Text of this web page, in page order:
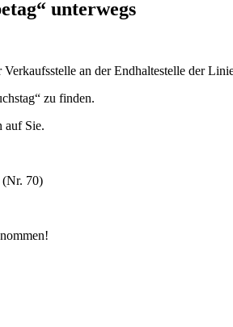
unterwegs
an der Endhaltestelle der
zu finden.
auf Sie.
(Nr. 70)